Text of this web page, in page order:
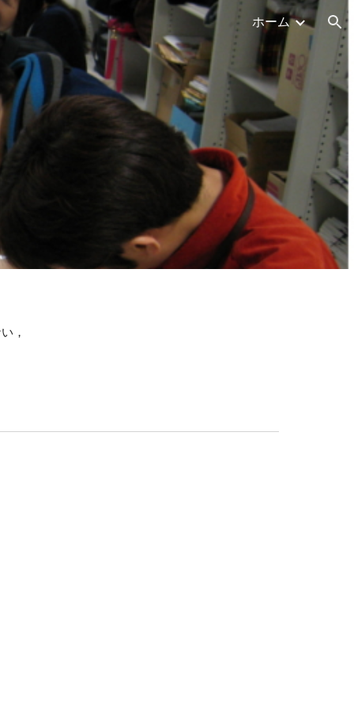
ホーム
，